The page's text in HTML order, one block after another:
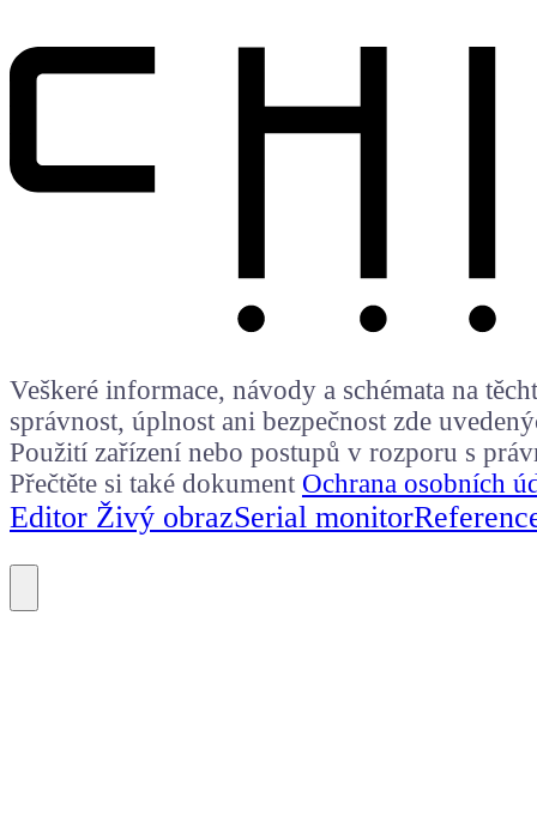
Veškeré informace, návody a schémata na
správnost, úplnost ani bezpečnost zde
Použití zařízení nebo postupů v rozporu s
Přečtěte si také dokument Ochrana osobních
Editor Živý obrazSerial monitor